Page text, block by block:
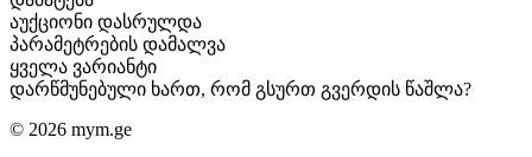
აუქციონი დასრულდა
პარამეტრების დამალვა
ყველა ვარიანტი
დარწმუნებული ხართ, რომ გსურთ გვერდის წაშლა?
© 2026 mym.ge